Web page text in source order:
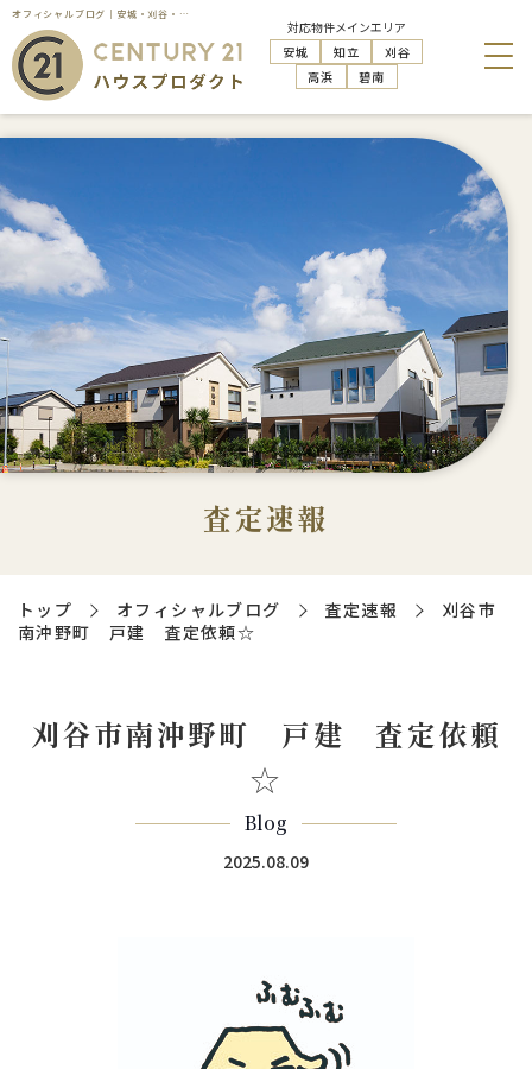
オフィシャルブログ｜安城・刈谷・知立・高浜の不動産売却はハウスプロダクト
対応物件メインエリア
安城
知立
刈谷
高浜
碧南
査定速報
トップ オフィシャルブログ 査定速報
刈谷市
南沖野町 戸建 査定依頼☆
刈谷市南沖野町 戸建 査定依頼
☆
Blog
2025.08.09